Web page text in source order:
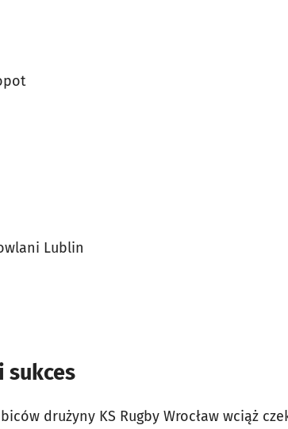
Lublin
sukces
drużyny KS Rugby Wrocław wciąż